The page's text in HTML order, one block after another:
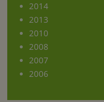
2014
2013
2010
2008
2007
2006